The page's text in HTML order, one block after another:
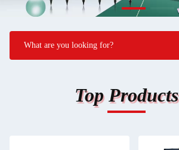
Top Products